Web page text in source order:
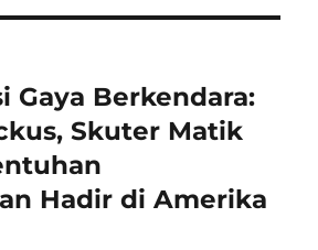
Gaya Berkendara:
Skuter Matik
Hadir di Amerika